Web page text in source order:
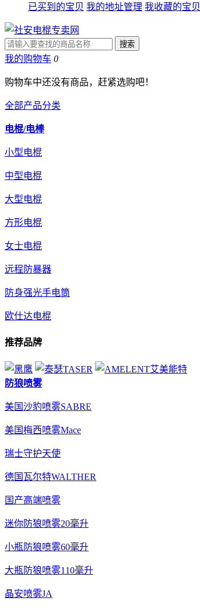
已买到的宝贝 我的地址管理 我收藏的宝贝
我的购物车 0
购物车中还没有商品，赶紧选购吧！
全部产品分类
电棍/电棒
小型电棍
中型电棍
大型电棍
方形电棍
女士电棍
远程防暴器
防身强光手电筒
欧仕达电棍
推荐品牌
防狼喷雾
美国沙豹喷雾SABRE
美国梅西喷雾Mace
瑞士守护天使
德国瓦尔特WALTHER
国产高端喷雾
迷你防狼喷雾20毫升
小瓶防狼喷雾60毫升
大瓶防狼喷雾110毫升
晶安喷雾JA